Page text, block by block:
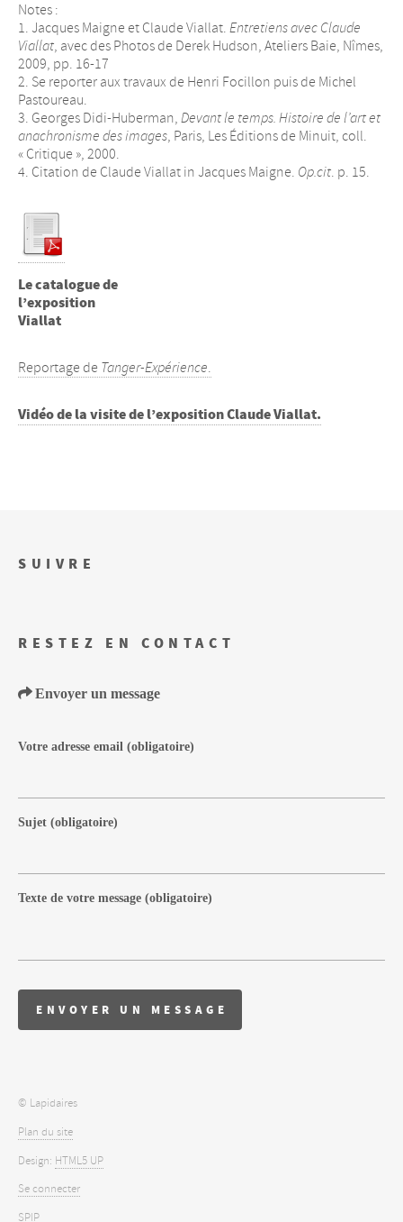
Notes :
1. Jacques Maigne et Claude Viallat. Entretiens avec Claude
Viallat, avec des Photos de Derek Hudson, Ateliers Baie, Nîmes,
2009, pp. 16-17
2. Se reporter aux travaux de Henri Focillon puis de Michel
Pastoureau.
3. Georges Didi-Huberman, Devant le temps. Histoire de l’art et
anachronisme des images, Paris, Les Éditions de Minuit, coll.
« Critique », 2000.
4. Citation de Claude Viallat in Jacques Maigne. Op.cit. p. 15.
Le catalogue de
l’exposition
Viallat
Reportage de Tanger-Expérience.
Vidéo de la visite de l’exposition Claude Viallat.
RESTEZ EN CONTACT
Envoyer un message
Votre adresse email (obligatoire)
Sujet (obligatoire)
Texte de votre message (obligatoire)
SUIVRE
© Lapidaires
Plan du site
Design: HTML5 UP
Se connecter
SPIP